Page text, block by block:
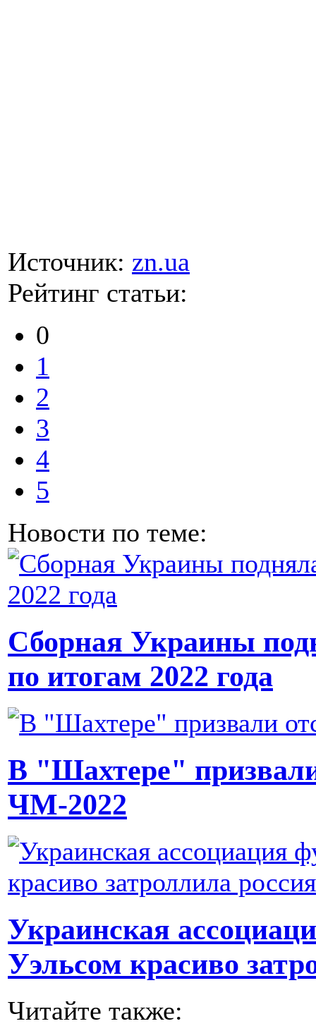
Источник: zn.ua
Рейтинг статьи:
0
1
2
3
4
5
Новости по теме:
Сборная Украины
по итогам 2022 года
В "Шахтере"
ЧМ-2022
Украинская
Уэльсом красиво
Читайте также: